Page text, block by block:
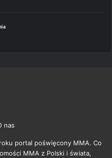
portal poświęcony MMA. Co
MMA z Polski i świata,